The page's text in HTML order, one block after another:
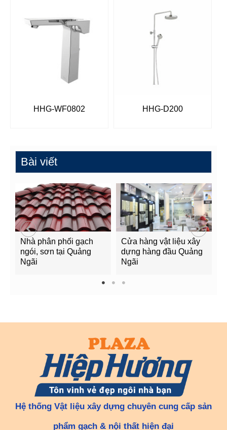
HHG-WF0802 HHG-D200
Bài viết
Nhà phân phối gạch
ngói, sơn tại Quảng
Ngãi
Cửa hàng vật liệu xây
dựng hàng đầu Quảng
Ngãi
1 2 3
Hệ thống Vật liệu xây dựng chuyên cung cấp sản
phẩm gạch & nội thất hiện đại